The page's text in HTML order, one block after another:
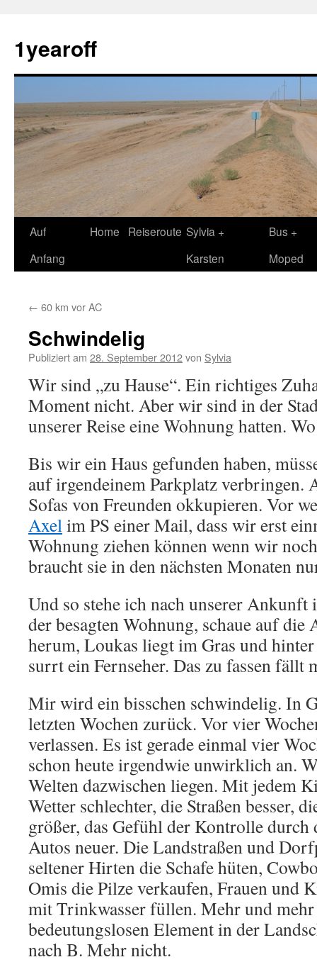
1yearoff
Springe
zum
Auf
Anfang
Home Reiseroute Sylvia +
Karsten
Bus +
Moped
← 60 km vor AC
Schwindelig
Publiziert am 28. September 2012von Sylvia
Wir sind „zu Hause“. Ein richtiges
Moment nicht. Aber wir sind in der
unserer Reise eine Wohnung hatten.
Bis wir ein Haus gefunden haben,
auf irgendeinem Parkplatz verbringen.
Sofas von Freunden okkupieren. Vor
Axelim PS einer Mail, dass wir erst
Wohnung ziehen können wenn wir
braucht sie in den nächsten Monaten
Und so stehe ich nach unserer
der besagten Wohnung, schaue auf
herum, Loukas liegt im Gras und
surrt ein Fernseher. Das zu fassen fällt
Mir wird ein bisschen schwindelig. In
letzten Wochen zurück. Vor vier
verlassen. Es ist gerade einmal vier
schon heute irgendwie unwirklich an.
Welten dazwischen liegen. Mit jedem
Wetter schlechter, die Straßen besser,
größer, das Gefühl der Kontrolle
Autos neuer. Die Landstraßen und
seltener Hirten die Schafe hüten,
Omis die Pilze verkaufen, Frauen und
mit Trinkwasser füllen. Mehr und
bedeutungslosen Element in der
nach B. Mehr nicht.